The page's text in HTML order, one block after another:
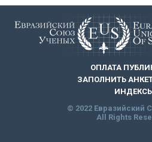
ОПЛАТА
ЗАПОЛНИТЬ
© 2022 Евразийский
All Rights